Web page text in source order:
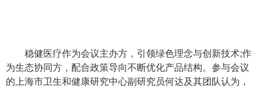
稳健医疗作为会议主办方，引领绿色理念与创新技术;作
为生态协同方，配合政策导向不断优化产品结构。参与会议
的上海市卫生和健康研究中心副研究员何达及其团队认为，